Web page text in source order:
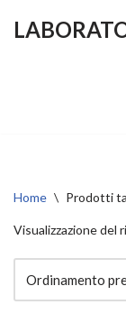
Home \ Prodotti
Visualizzazione del